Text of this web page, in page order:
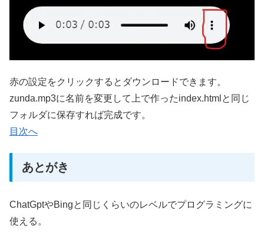
赤の設定をクリックするとダウンロードできます。
zunda.mp3に名前を変更して上で作ったindex.htmlと同じ
フォルダに保存すれば完成です。
目次へ
あとがき
ChatGptやBingと同じくらいのレベルでプログラミングに
使える。